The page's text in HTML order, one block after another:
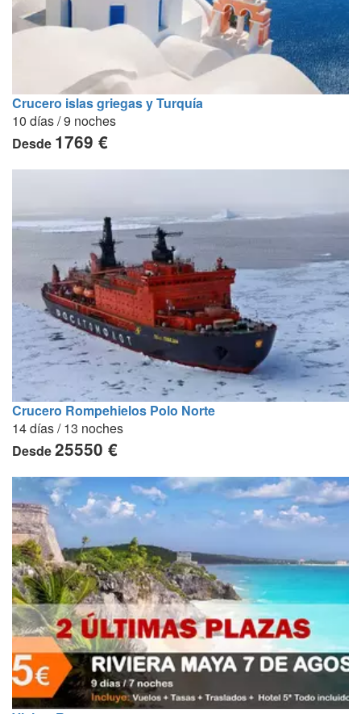
Crucero islas griegas y Turquía
10 días / 9 noches
Desde 1769 €
Crucero Rompehielos Polo Norte
14 días / 13 noches
Desde25550 €